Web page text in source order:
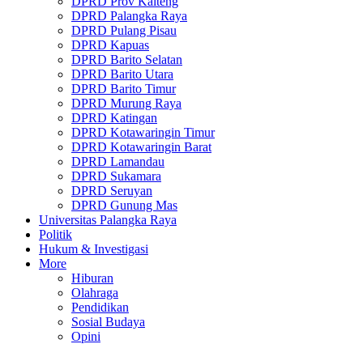
DPRD Palangka Raya
DPRD Pulang Pisau
DPRD Kapuas
DPRD Barito Selatan
DPRD Barito Utara
DPRD Barito Timur
DPRD Murung Raya
DPRD Katingan
DPRD Kotawaringin Timur
DPRD Kotawaringin Barat
DPRD Lamandau
DPRD Sukamara
DPRD Seruyan
DPRD Gunung Mas
Universitas Palangka Raya
Politik
Hukum & Investigasi
More
Hiburan
Olahraga
Pendidikan
Sosial Budaya
Opini